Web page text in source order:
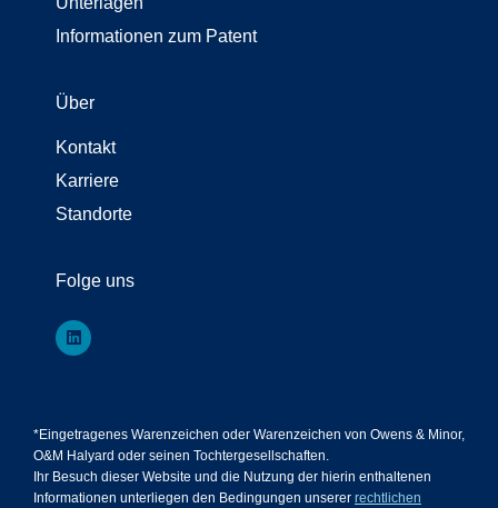
Informationen zum Patent
Über
Kontakt
Karriere
Standorte
Folge uns
*Eingetragenes Warenzeichen oder Warenzeichen von Owens & Minor,
O&M Halyard oder seinen Tochtergesellschaften.
Ihr Besuch dieser Website und die Nutzung der hierin enthaltenen
Informationen unterliegen den Bedingungen unserer rechtlichen